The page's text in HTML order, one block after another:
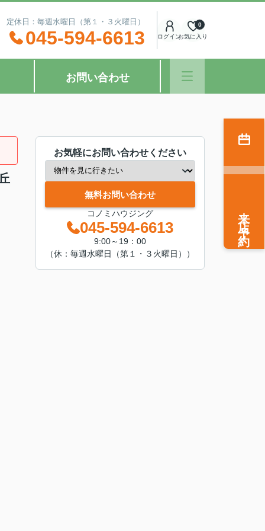
休日：毎週水曜日（第１・３火曜日）
045-594-6613 ログインお気に入り
0
お問い合わせ
お気軽にお問い合わせください
無料お問い合わせ
コノミハウジング
045-594-6613
9:00～19：00
（休：毎週水曜日（第１・３火曜日））
来店予約